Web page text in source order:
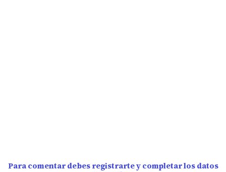
Para comentar debes registrarte y completar los datos